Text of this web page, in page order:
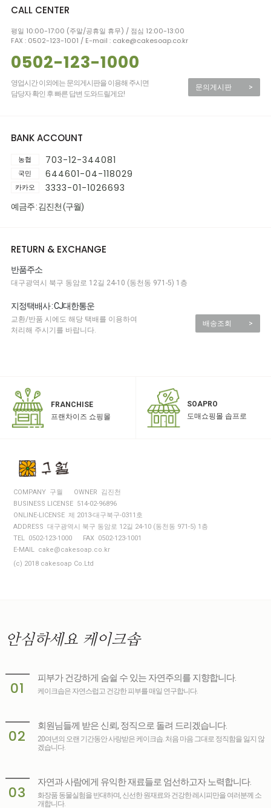
CALL CENTER
평일 10:00-17:00 (주말/공휴일 휴무) / 점심 12:00-13:00
FAX : 0502-123-1001 / E-mail : cake@cakesoap.co.kr
0502-123-1000
영업시간 이외에는 문의게시판을 이용해 주시면
담당자 확인 후 빠른 답변 도와드릴게요!
문의게시판 >
BANK ACCOUNT
농협 703-12-344081
국민 644601-04-118029
카카오 3333-01-1026693
예금주 : 김진천 (구월)
RETURN & EXCHANGE
반품주소
대구광역시 북구 동암로 12길 24-10 (동천동 971-5) 1층
지정택배사 : CJ대한통운
교환/반품 시에도 해당 택배를 이용하여
처리해 주시기를 바랍니다.
배송조회 >
FRANCHISE
프랜차이즈 쇼핑몰
SOAPRO
도매쇼핑몰 솝프로
COMPANY 구월
OWNER 김진천
BUSINESS LICENSE 514-02-96896
ONLINE-LICENSE 제 2013-대구북구-0311호
ADDRESS 대구광역시 북구 동암로 12길 24-10 (동천동 971-5) 1층
TEL 0502-123-1000
FAX 0502-123-1001
E-MAIL cake@cakesoap.co.kr
(c) 2018 cakesoap Co.Ltd
안심하세요 케이크솝
01
피부가 건강하게 숨쉴 수 있는 자연주의를 지향합니다.
케이크솝은 자연스럽고 건강한 피부를 매일 연구합니다.
02
회원님들께 받은 신뢰, 정직으로 돌려 드리겠습니다.
20여년의 오랜 기간동안 사랑받은 케이크솝. 처음 마음 그대로 정직함을 잃지 않
겠습니다.
03
자연과 사람에게 유익한 재료들로 엄선하고자 노력합니다.
화장품 동물실험을 반대하며, 신선한 원재료와 건강한 레시피만을 여러분께 소
개합니다.